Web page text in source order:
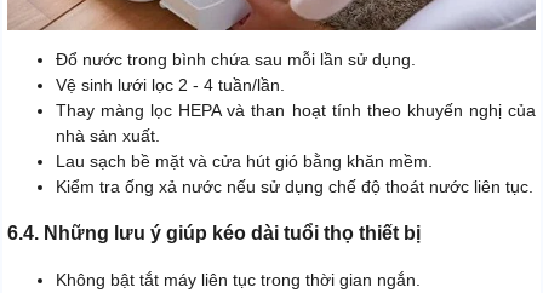
Đổ nước trong bình chứa sau mỗi lần sử dụng.
Vệ sinh lưới lọc 2 - 4 tuần/lần.
Thay màng lọc HEPA và than hoạt tính theo khuyến nghị của
nhà sản xuất.
Lau sạch bề mặt và cửa hút gió bằng khăn mềm.
Kiểm tra ống xả nước nếu sử dụng chế độ thoát nước liên tục.
6.4. Những lưu ý giúp kéo dài tuổi thọ thiết bị
Không bật tắt máy liên tục trong thời gian ngắn.